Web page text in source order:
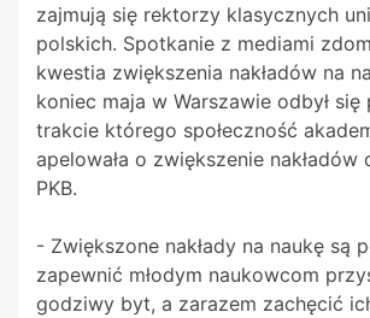
zajmują się rektorzy klasycznych
polskich. Spotkanie z mediami
kwestia zwiększenia nakładów na
koniec maja w Warszawie odbył
trakcie którego społeczność
apelowała o zwiększenie
PKB.
- Zwiększone nakłady na naukę są
zapewnić młodym naukowcom
godziwy byt, a zarazem zachęcić